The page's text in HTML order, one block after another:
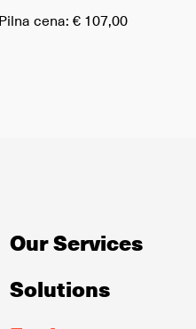
Pilna cena: € 107,00
Our Services
Solutions